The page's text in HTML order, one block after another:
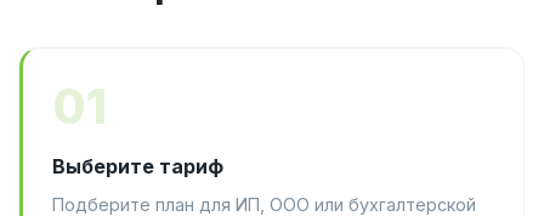
01
Выберите тариф
Подберите план для ИП, ООО или бухгалтерской